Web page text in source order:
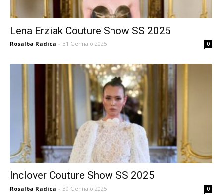
Lena Erziak Couture Show SS 2025
Rosalba Radica - 31 Gennaio 2025 0
Inclover Couture Show SS 2025
Rosalba Radica - 30 Gennaio 2025 0